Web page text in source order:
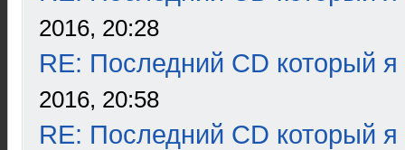
2016, 20:28
RE: Последний CD который я
2016, 20:58
RE: Последний CD который я